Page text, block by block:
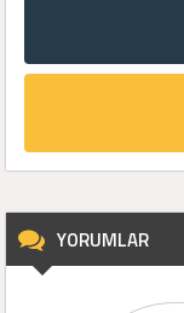
YORUMLAR